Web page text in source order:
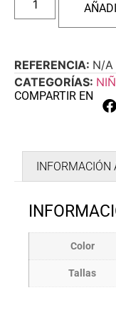
REFERENCIA: N/A
CATEGORÍAS:
COMPARTIR EN
INFORMACIÓN
Color
Tallas